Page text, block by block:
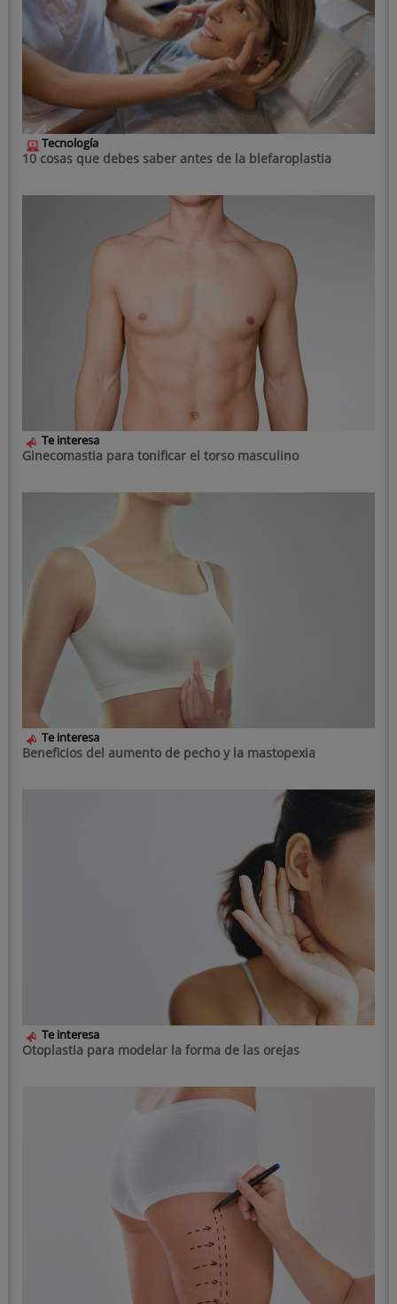
Tecnología
10 cosas que debes saber antes de la blefaroplastia
Te interesa
Ginecomastia para tonificar el torso masculino
Te interesa
Beneficios del aumento de pecho y la mastopexia
Te interesa
Otoplastia para modelar la forma de las orejas